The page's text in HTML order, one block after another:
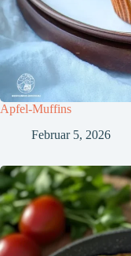
Apfel-Muffins
Februar 5, 2026